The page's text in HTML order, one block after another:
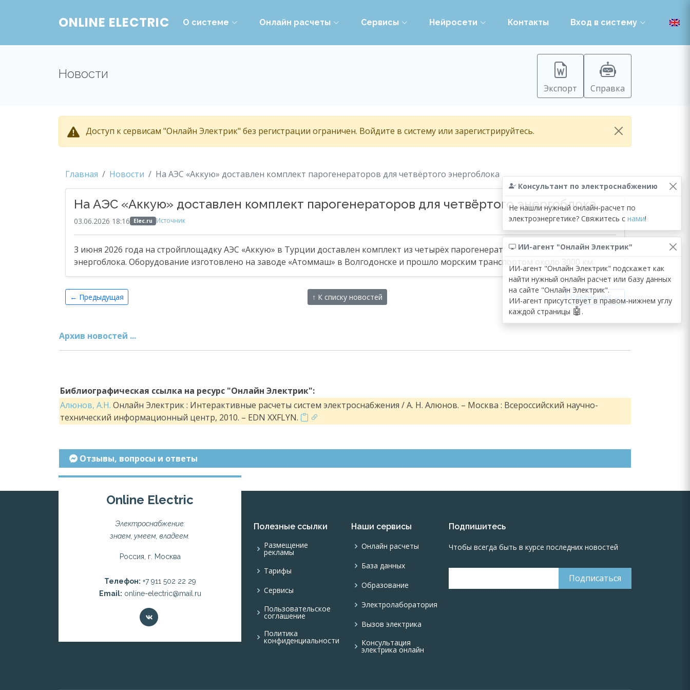
ONLINE ELECTRIC О системе Онлайн расчеты Сервисы Нейросети Контакты Вход в систему
Новости
Экспорт Справка
Доступ к сервисам "Онлайн Электрик" без регистрации ограничен. Войдите в систему или зарегистрируйтесь.
Консультант по электроснабжению
Не нашли нужный онлайн-расчет по
электроэнергетике? Свяжитесь с нами!
ИИ-агент "Онлайн Электрик"
ИИ-агент "Онлайн Электрик" подскажет как
найти нужный онлайн расчет или базу данных
на сайте "Онлайн Электрик".
ИИ-агент присутствует в правом-нижнем углу
каждой страницы 🤖 .
Главная Новости На АЭС «Аккую» доставлен комплект парогенераторов для четвёртого энергоблока
На АЭС «Аккую» доставлен комплект парогенераторов для четвёртого энергоблока
03.06.2026 18:16 Elec.ru Источник
3 июня 2026 года на стройплощадку АЭС «Аккую» в Турции доставлен комплект из четырёх парогенераторов для четвёртого
энергоблока. Оборудование изготовлено на заводе «Атоммаш» в Волгодонске и прошло морским транспортом около 3000 км.
← Предыдущая ↑ К списку новостей Следующая →
Архив новостей ...
Библиографическая ссылка на ресурс "Онлайн Электрик":
Алюнов, А.Н. Онлайн Электрик : Интерактивные расчеты систем электроснабжения / А. Н. Алюнов. – Москва : Всероссийский научно-
технический информационный центр, 2010. – EDN XXFLYN.
Отзывы, вопросы и ответы
Online Electric
Электроснабжение:
знаем, умеем, владеем.
Россия, г. Москва
Телефон: +7 911 502 22 29
Email: online-electric@mail.ru
Полезные ссылки
Размещение
рекламы
Тарифы
Сервисы
Пользовательское
соглашение
Политика
конфиденциальности
Наши сервисы
Онлайн расчеты
База данных
Образование
Электролаборатория
Вызов электрика
Консультация
электрика онлайн
Подпишитесь
Чтобы всегда быть в курсе последних новостей